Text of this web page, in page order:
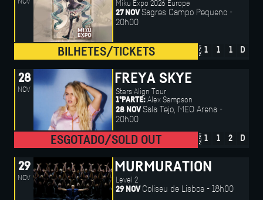
Miku Expo 2026 Europe
27 NOV Sagres Campo Pequeno -
20h00
BILHETES/TICKETS FALTAM 1 1 1 D
28
NOV
FREYA SKYE
Stars Align Tour
1ªPARTE:Alex Sampson
28 NOV Sala Tejo, MEO Arena -
20h00
ESGOTADO/SOLD OUT FALTAM 1 1 2 D
29
NOV
MURMURATION
Level 2
29 NOV Coliseu de Lisboa - 18h00